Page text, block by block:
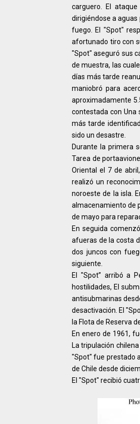
carguero. El
dirigiéndose a aguas
fuego. El "Spot"
afortunado tiro con
"Spot" aseguró sus
de muestra, las
días más tarde
maniobró para
aproximadamente
contestada con Una
más tarde
sido un desastre.
Durante la primera
Tarea de
Oriental el 7 de
realizó un
noroeste de la isla.
almacenamiento de
de mayo para
En seguida
afueras de la costa
dos juncos con
siguiente.
El "Spot” arribó a
hostilidades, El
antisubmarinas
desactivación. El
la Flota de Reserva
En enero de 1961,
La tripulación
"Spot" fue prestado
de Chile desde
El "Spot" recibió